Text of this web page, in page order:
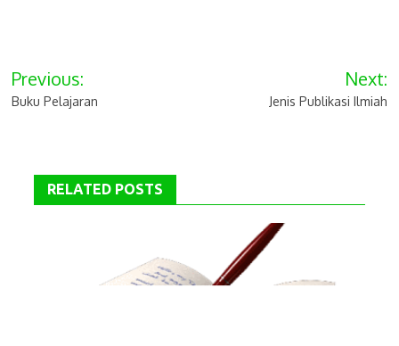
Post
navigation
Previous:
Buku Pelajaran
Next:
Jenis Publikasi Ilmiah
RELATED POSTS